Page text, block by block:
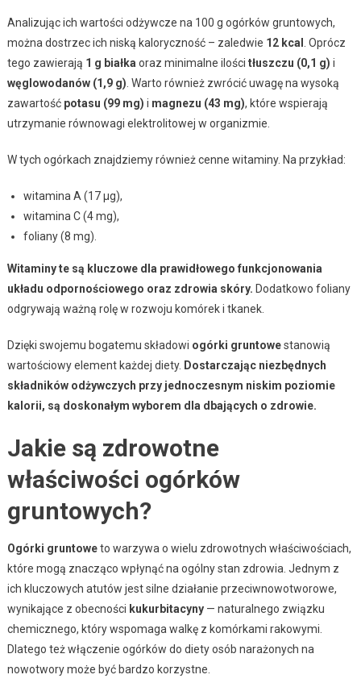
Analizując ich wartości odżywcze na 100 g ogórków gruntowych,
można dostrzec ich niską kaloryczność – zaledwie 12 kcal . Oprócz
tego zawierają 1 g białkaoraz minimalne ilości tłuszczu (0,1 g) i
węglowodanów (1,9 g). Warto również zwrócić uwagę na wysoką
zawartość potasu (99 mg) i magnezu (43 mg), które wspierają
utrzymanie równowagi elektrolitowej w organizmie.
W tych ogórkach znajdziemy również cenne witaminy. Na przykład:
witamina A (17 µg),
witamina C (4 mg),
foliany (8 mg).
Witaminy te są kluczowe dla prawidłowego funkcjonowania
układu odpornościowego oraz zdrowia skóry. Dodatkowo foliany
odgrywają ważną rolę w rozwoju komórek i tkanek.
Dzięki swojemu bogatemu składowi ogórki gruntowestanowią
wartościowy element każdej diety. Dostarczając niezbędnych
składników odżywczych przy jednoczesnym niskim poziomie
kalorii, są doskonałym wyborem dla dbających o zdrowie.
Jakie są zdrowotne
właściwości ogórków
gruntowych?
Ogórki gruntoweto warzywa o wielu zdrowotnych właściwościach,
które mogą znacząco wpłynąć na ogólny stan zdrowia. Jednym z
ich kluczowych atutów jest silne działanie przeciwnowotworowe,
wynikające z obecności kukurbitacyny— naturalnego związku
chemicznego, który wspomaga walkę z komórkami rakowymi.
Dlatego też włączenie ogórków do diety osób narażonych na
nowotwory może być bardzo korzystne.